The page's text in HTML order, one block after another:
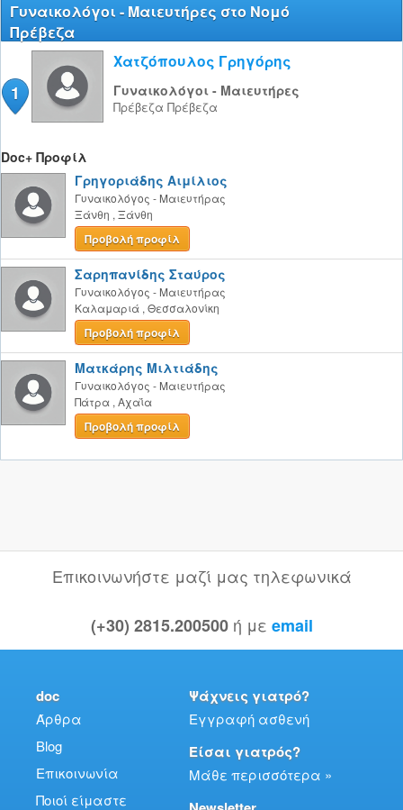
Γυναικολόγοι - Μαιευτήρες στο Νομό
Πρέβεζα
1
Χατζόπουλος Γρηγόρης
Γυναικολόγοι - Μαιευτήρες
Πρέβεζα Πρέβεζα
Doc+ Προφίλ
Γρηγοριάδης Αιμίλιος
Γυναικολόγος - Μαιευτήρας
Ξάνθη , Ξάνθη
Προβολή προφίλ
Σαρηπανίδης Σταύρος
Γυναικολόγος - Μαιευτήρας
Καλαμαριά , Θεσσαλονίκη
Προβολή προφίλ
Ματκάρης Μιλτιάδης
Γυναικολόγος - Μαιευτήρας
Πάτρα , Αχαΐα
Προβολή προφίλ
Επικοινωνήστε μαζί μας τηλεφωνικά
(+30) 2815.200500 ή με email
doc
Άρθρα
Blog
Επικοινωνία
Ποιοί είμαστε
Ψάχνεις γιατρό?
Εγγραφή ασθενή
Είσαι γιατρός?
Μάθε περισσότερα »